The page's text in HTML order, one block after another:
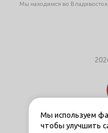
Мы находимся во
Мы используем
чтобы улучшить